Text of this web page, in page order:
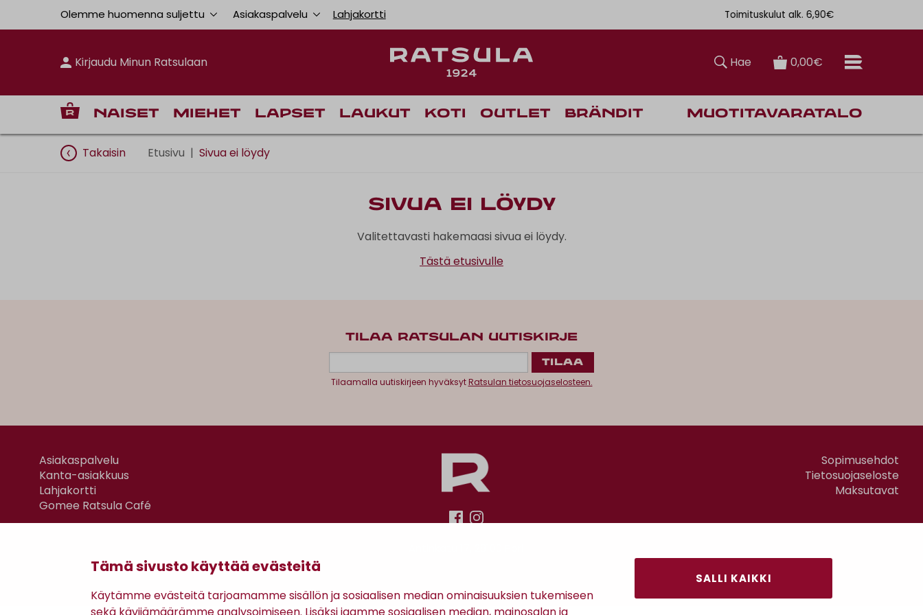
Tämä sivusto käyttää evästeitä
Käytämme evästeitä tarjoamamme sisällön ja sosiaalisen median ominaisuuksien tukemiseen
SALLI KAIKKI
Olemme huomenna suljettu Asiakaspalvelu Lahjakortti Toimituskulut alk. 6,90€
Kirjaudu Minun Ratsulaan Hae 0,00€
Naiset Miehet Lapset Laukut Koti Outlet Brändit Muotitavaratalo
Takaisin Etusivu | Sivua ei löydy
Sivua ei löydy
Valitettavasti hakemaasi sivua ei löydy.
Tästä etusivulle
TILAA RATSULAN UUTISKIRJE
Tilaamalla uutiskirjeen hyväksytRatsulan tietosuojaselosteen.
Asiakaspalvelu
Kanta-asiakkuus
Lahjakortti
Gomee Ratsula Café
Sopimusehdot
Tietosuojaseloste
Maksutavat